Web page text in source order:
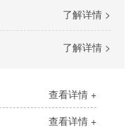
了解详情 >
了解详情 >
查看详情 +
查看详情 +